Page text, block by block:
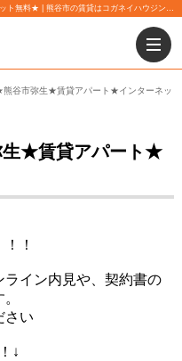
★7.4万★1LDK★熊谷市弥生★賃貸アパート★インターネット無料★ | 熊谷市の賃貸はコガネイハウジング株式会社 熊谷店にお任せ下さい！
谷市弥生★賃貸アパート★インターネッ
★賃貸アパート★
！
イン内見や、契約書の
さい
↓